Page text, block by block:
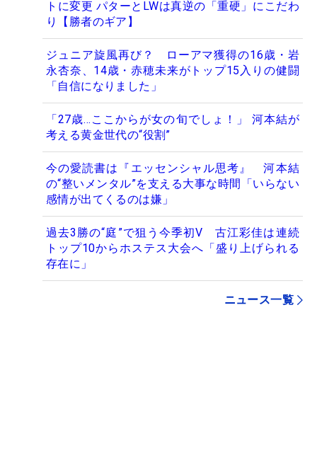
トに変更 パターとLWは真逆の「重硬」にこだわ
り【勝者のギア】
ジュニア旋風再び？ ローアマ獲得の16歳・岩
永杏奈、14歳・赤穂未来がトップ15入りの健闘
「自信になりました」
「27歳…ここからが女の旬でしょ！」 河本結が
考える黄金世代の“役割”
今の愛読書は『エッセンシャル思考』 河本結
の“整いメンタル”を支える大事な時間「いらない
感情が出てくるのは嫌」
過去3勝の“庭”で狙う今季初V 古江彩佳は連続
トップ10からホステス大会へ「盛り上げられる
存在に」
ニュース一覧